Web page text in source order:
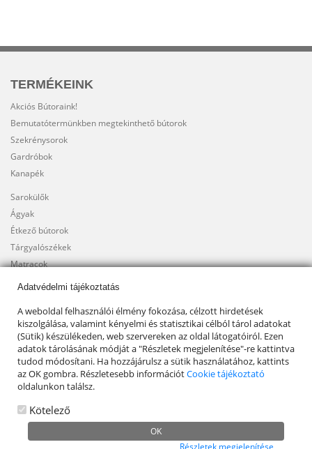
TERMÉKEINK
Akciós Bútoraink!
Bemutatótermünkben megtekinthető bútorok
Szekrénysorok
Gardróbok
Kanapék
Sarokülők
Ágyak
Étkező bútorok
Tárgyalószékek
Matracok
© 2021, Búza Bútor és Fuvar |Általános Szerződési Feltételek|Adatkezelesi
Elállás a szerződéstől
Adatvédelmi tájékoztatás
A weboldal felhasználói élmény fokozása, célzott hirdetések
kiszolgálása, valamint kényelmi és statisztikai célból tárol adatokat
(Sütik) készülékeden, web szervereken az oldal látogatóiról. Ezen
adatok tárolásának módját a "Részletek megjelenítése"-re kattintva
tudod módosítani. Ha hozzájárulsz a sütik használatához, kattints
az OK gombra. Részletesebb információtCookie tájékoztató
oldalunkon találsz.
Kötelező
Részletek megjelenítése